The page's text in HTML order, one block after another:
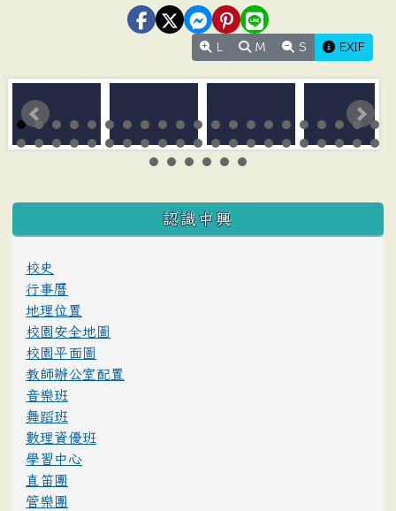
M S EXIF
:::
認識中興
校史
行事曆
地理位置
校園安全地圖
校園平面圖
教師辦公室配置
音樂班
舞蹈班
數理資優班
學習中心
直笛團
管樂團